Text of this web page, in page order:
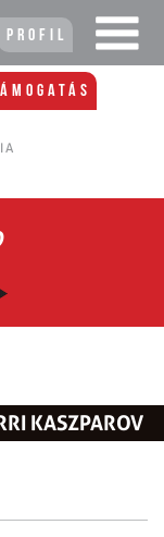
Profil
KASZPAROV